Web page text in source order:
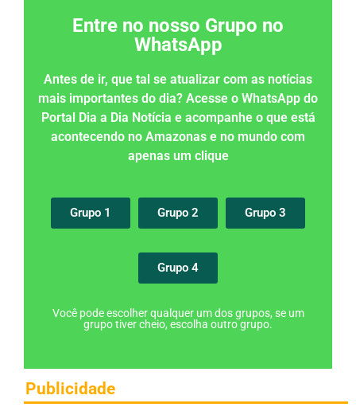
Entre no nosso Grupo no
WhatsApp
Antes de ir, que tal se atualizar com as notícias
mais importantes do dia? Acesse o WhatsApp do
Portal Dia a Dia Notícia e acompanhe o que está
acontecendo no Amazonas e no mundo com
apenas um clique
Grupo 1 Grupo 2 Grupo 3
Grupo 4
Você pode escolher qualquer um dos grupos, se um
grupo tiver cheio, escolha outro grupo.
Publicidade